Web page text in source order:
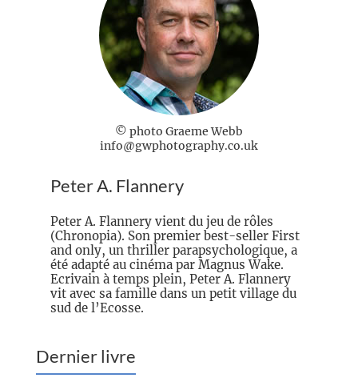
© photo Graeme Webb
info@gwphotography.co.uk
Peter A. Flannery
Peter A. Flannery vient du jeu de rôles
(Chronopia). Son premier best-seller First
and only, un thriller parapsychologique, a
été adapté au cinéma par Magnus Wake.
Ecrivain à temps plein, Peter A. Flannery
vit avec sa famille dans un petit village du
sud de l’Ecosse.
Dernier livre